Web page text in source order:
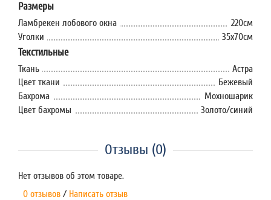
Размеры
Ламбрекен лобового окна
220см
Уголки
35x70см
Текстильные
Ткань
Астра
Цвет ткани
Бежевый
Бахрома
Мохношарик
Цвет бахромы
Золото/синий
Отзывы (0)
Нет отзывов об этом товаре.
0 отзывов / Написать отзыв